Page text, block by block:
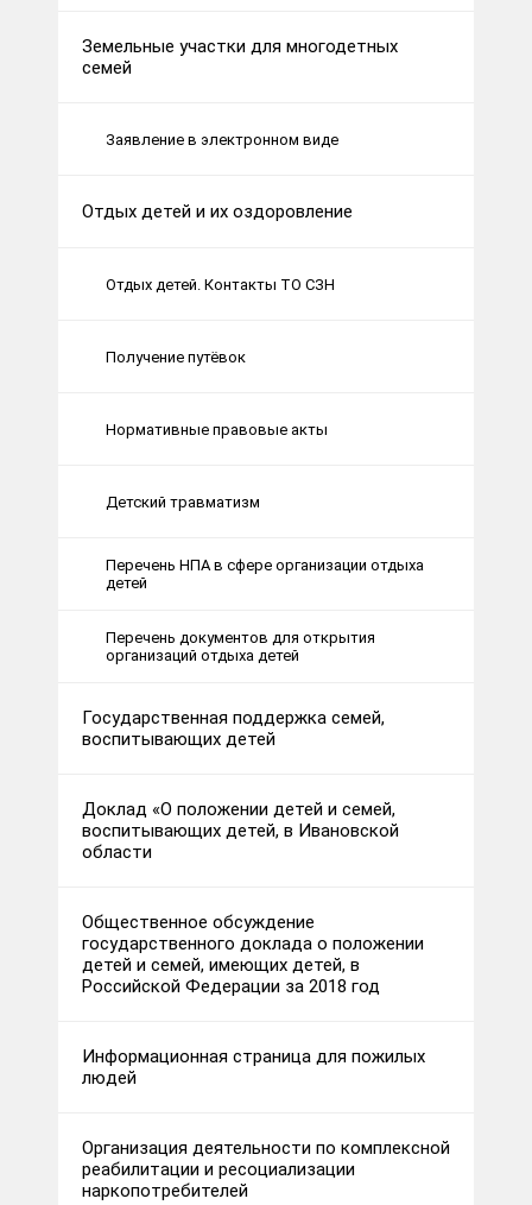
Земельные участки для многодетных
семей
Заявление в электронном виде
Отдых детей и их оздоровление
Отдых детей. Контакты ТО СЗН
Получение путёвок
Нормативные правовые акты
Детский травматизм
Перечень НПА в сфере организации отдыха
детей
Перечень документов для открытия
организаций отдыха детей
Государственная поддержка семей,
воспитывающих детей
Доклад «О положении детей и семей,
воспитывающих детей, в Ивановской
области
Общественное обсуждение
государственного доклада о положении
детей и семей, имеющих детей, в
Российской Федерации за 2018 год
Информационная страница для пожилых
людей
Организация деятельности по комплексной
реабилитации и ресоциализации
наркопотребителей